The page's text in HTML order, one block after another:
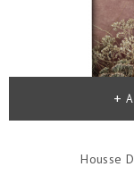
Housse